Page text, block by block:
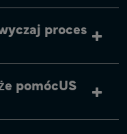
proces
pomócUS